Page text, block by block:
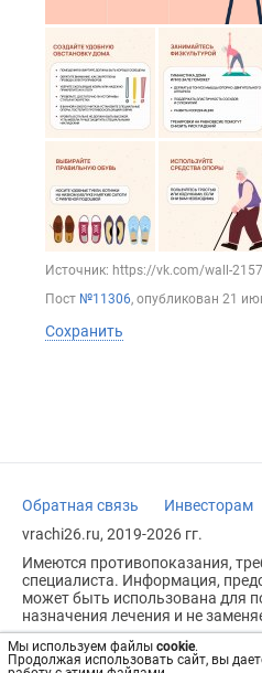
Мы используем файлы cookie.
Продолжая использовать сайт, вы
Источник: https://vk.com/wall-
Пост №11306, опубликован 21
Сохранить
Обратная связь Инвесторам
vrachi26.ru, 2019-2026 гг.
Имеются противопоказания,
специалиста. Информация,
может быть использована для
назначения лечения и не
Возрастное ограничение: 18+